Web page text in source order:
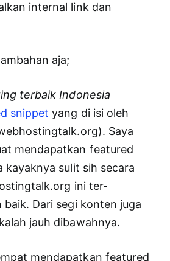
internal link dan
aja;
terbaik Indonesia
snippet yang di isi oleh
Saya
mendapatkan featured
kayaknya sulit sih secara
ini ter-
baik. Dari segi konten juga
jauh dibawahnya.
mendapatkan featured